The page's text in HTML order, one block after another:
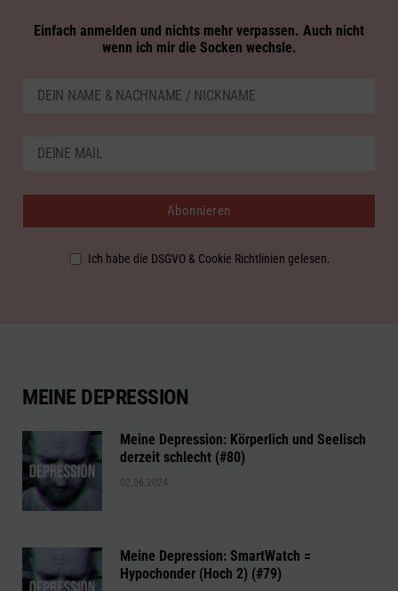
Einfach anmelden und nichts mehr verpassen. Auch nicht
wenn ich mir die Socken wechsle.
Ich habe die DSGVO & Cookie Richtlinien gelesen.
MEINE DEPRESSION
Meine Depression: Körperlich und Seelisch
derzeit schlecht (#80)
02.06.2024
Meine Depression: SmartWatch =
Hypochonder (Hoch 2) (#79)